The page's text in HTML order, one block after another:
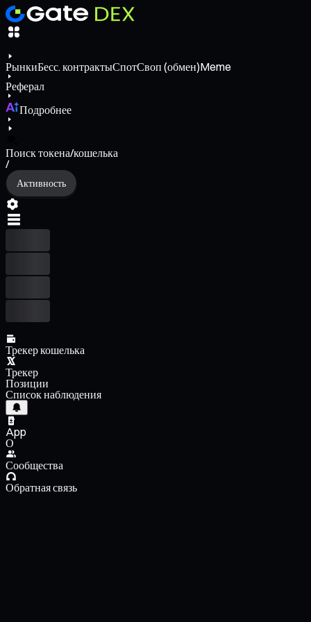
РынкиБесс. контрактыСпотСвоп (обмен)Meme
Реферал
Подробнее
Поиск токена/кошелька
/
Активность
Трекер кошелька
Трекер
Позиции
Список наблюдения
App
О
Сообщества
Обратная связь